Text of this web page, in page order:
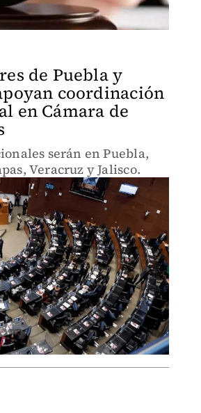
de Puebla y
coordinación
en Cámara de
serán en Puebla,
Veracruz y Jalisco.